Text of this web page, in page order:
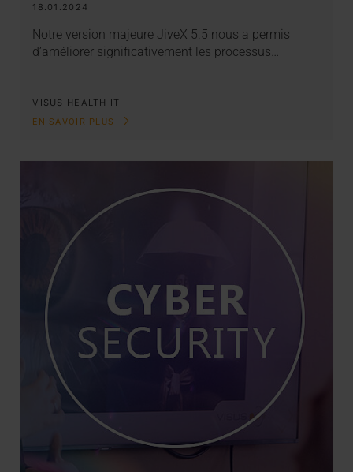
18.01.2024
Notre version majeure JiveX 5.5 nous a permis
d’améliorer significativement les processus…
VISUS HEALTH IT
EN SAVOIR PLUS